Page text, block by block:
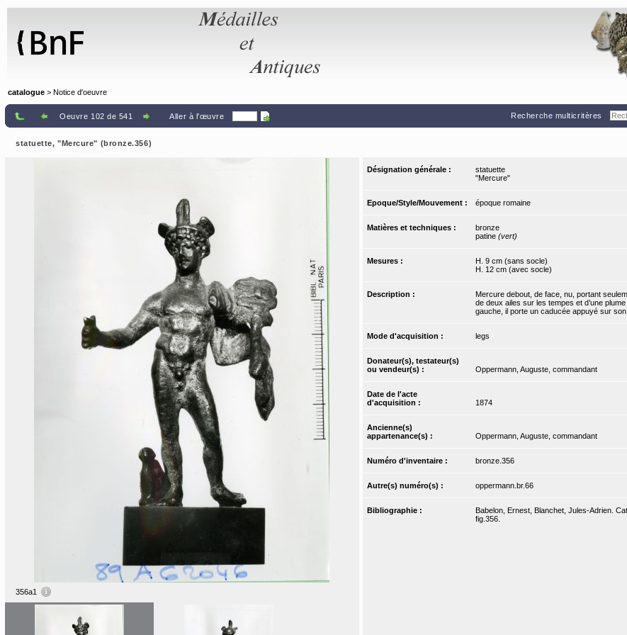
catalogue > Notice d'oeuvre
Oeuvre 102 de 541 Aller à l'œuvre Recherche multicritères
statuette, "Mercure" (bronze.356)
356a1
Désignation générale :
statuette
"Mercure"
Epoque/Style/Mouvement : époque romaine
Matières et techniques :
bronze
patine (vert)
Mesures :
H. 9 cm (sans socle)
H. 12 cm (avec socle)
Description :
Mercure debout, de face, nu, portant
de deux ailes sur les tempes et d’une
gauche, il porte un caducée appuyé sur
Mode d'acquisition : legs
Donateur(s), testateur(s)
ou vendeur(s) :
Oppermann, Auguste, commandant
Date de l'acte
d'acquisition :
1874
Ancienne(s)
appartenance(s) :
Oppermann, Auguste, commandant
Numéro d'inventaire : bronze.356
Autre(s) numéro(s) : oppermann.br.66
Bibliographie :
Babelon, Ernest, Blanchet, Jules-Adrien.
fig.356.